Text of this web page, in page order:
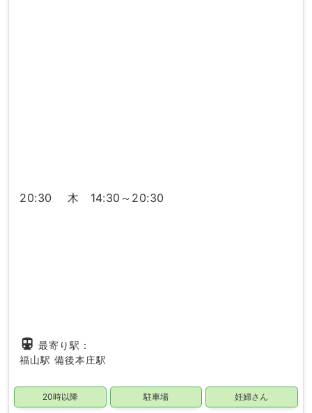
20:30 木 14:30～20:30
directions_subway 最寄り駅：
福山駅 備後本庄駅
20時以降 駐車場 妊婦さん